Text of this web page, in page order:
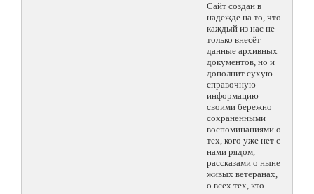
Сайт создан в
надежде на то, что
каждый из нас не
только внесёт
данные архивных
документов, но и
дополнит сухую
справочную
информацию
своими бережно
сохраненными
воспоминаниями о
тех, кого уже нет с
нами рядом,
рассказами о ныне
живых ветеранах,
о всех тех, кто